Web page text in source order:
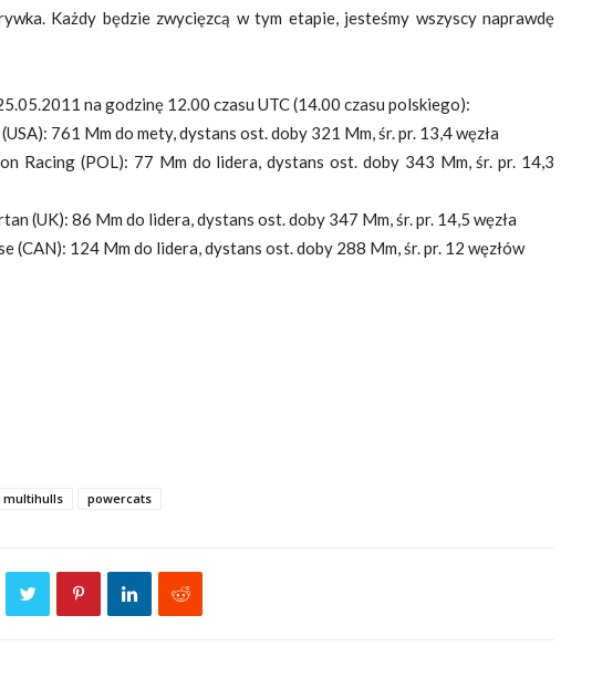
Każdy będzie zwycięzcą w tym etapie, jesteśmy wszyscy naprawdę
na godzinę 12.00 czasu UTC (14.00 czasu polskiego):
761 Mm do mety, dystans ost. doby 321 Mm, śr. pr. 13,4 węzła
Racing (POL): 77 Mm do lidera, dystans ost. doby 343 Mm, śr. pr. 14,3
(UK): 86 Mm do lidera, dystans ost. doby 347 Mm, śr. pr. 14,5 węzła
(CAN): 124 Mm do lidera, dystans ost. doby 288 Mm, śr. pr. 12 węzłów
multihulls powercats